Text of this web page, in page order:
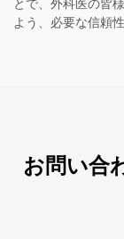
とで、外科医の皆
よう、必要な信頼
お問い合